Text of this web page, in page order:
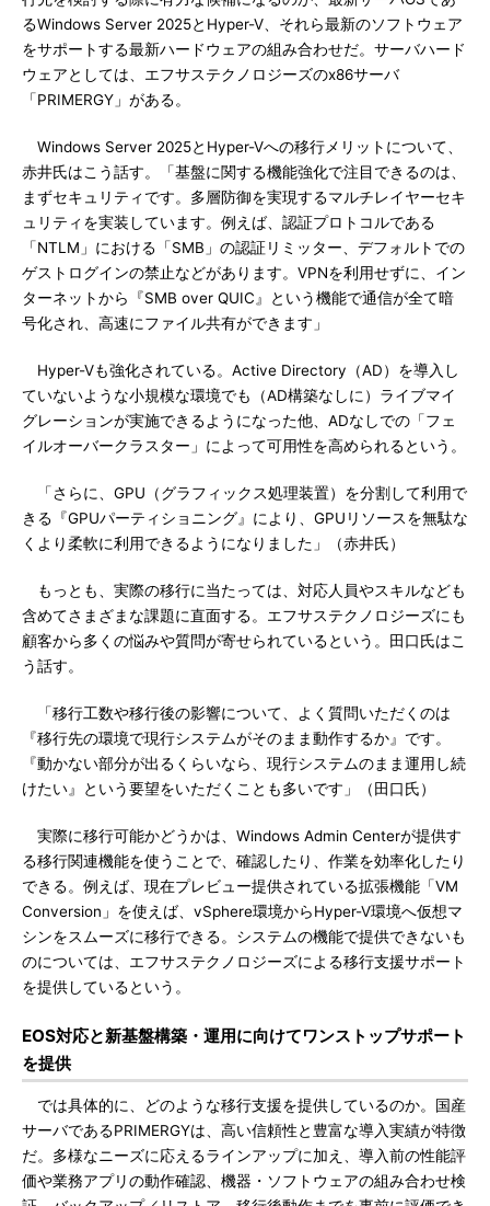
るWindows Server 2025とHyper-V、それら最新のソフトウェア
をサポートする最新ハードウェアの組み合わせだ。サーバハード
ウェアとしては、エフサステクノロジーズのx86サーバ
「PRIMERGY」がある。
Windows Server 2025とHyper-Vへの移行メリットについて、
赤井氏はこう話す。「基盤に関する機能強化で注目できるのは、
まずセキュリティです。多層防御を実現するマルチレイヤーセキ
ュリティを実装しています。例えば、認証プロトコルである
「NTLM」における「SMB」の認証リミッター、デフォルトでの
ゲストログインの禁止などがあります。VPNを利用せずに、イン
ターネットから『SMB over QUIC』という機能で通信が全て暗
号化され、高速にファイル共有ができます」
Hyper-Vも強化されている。Active Directory（AD）を導入し
ていないような小規模な環境でも（AD構築なしに）ライブマイ
グレーションが実施できるようになった他、ADなしでの「フェ
イルオーバークラスター」によって可用性を高められるという。
「さらに、GPU（グラフィックス処理装置）を分割して利用で
きる『GPUパーティショニング』により、GPUリソースを無駄な
くより柔軟に利用できるようになりました」（赤井氏）
もっとも、実際の移行に当たっては、対応人員やスキルなども
含めてさまざまな課題に直面する。エフサステクノロジーズにも
顧客から多くの悩みや質問が寄せられているという。田口氏はこ
う話す。
「移行工数や移行後の影響について、よく質問いただくのは
『移行先の環境で現行システムがそのまま動作するか』です。
『動かない部分が出るくらいなら、現行システムのまま運用し続
けたい』という要望をいただくことも多いです」（田口氏）
実際に移行可能かどうかは、Windows Admin Centerが提供す
る移行関連機能を使うことで、確認したり、作業を効率化したり
できる。例えば、現在プレビュー提供されている拡張機能「VM
Conversion」を使えば、vSphere環境からHyper-V環境へ仮想マ
シンをスムーズに移行できる。システムの機能で提供できないも
のについては、エフサステクノロジーズによる移行支援サポート
を提供しているという。
EOS対応と新基盤構築・運用に向けてワンストップサポート
を提供
では具体的に、どのような移行支援を提供しているのか。国産
サーバであるPRIMERGYは、高い信頼性と豊富な導入実績が特徴
だ。多様なニーズに応えるラインアップに加え、導入前の性能評
価や業務アプリの動作確認、機器・ソフトウェアの組み合わせ検